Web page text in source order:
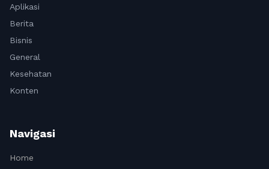
Aplikasi
Berita
Bisnis
General
Kesehatan
Konten
Navigasi
Home